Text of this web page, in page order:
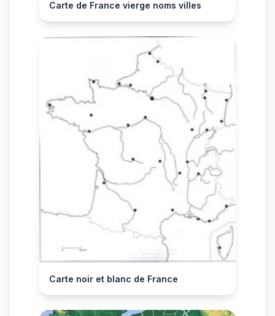
Carte de France vierge noms villes
Carte noir et blanc de France